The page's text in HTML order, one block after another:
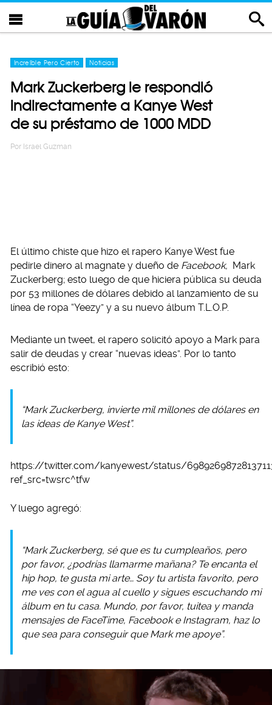
Increíble Pero Cierto Noticias
Mark Zuckerberg le respondió
indirectamente a Kanye West
de su préstamo de 1000 MDD
Por Israel Guzman
El último chiste que hizo el rapero Kanye West fue
pedirle dinero al magnate y dueño de Facebook, Mark
Zuckerberg; esto luego de que hiciera pública su deuda
por 53 millones de dólares debido al lanzamiento de su
línea de ropa “Yeezy” y a su nuevo álbum T.L.O.P.
Mediante un tweet, el rapero solicitó apoyo a Mark para
salir de deudas y crear “nuevas ideas”. Por lo tanto
escribió esto:
“Mark Zuckerberg, invierte mil millones de dólares en
las ideas de Kanye West”.
https://twitter.com/kanyewest/status/
ref_src=twsrc^tfw
Y luego agregó:
“Mark Zuckerberg, sé que es tu cumpleaños, pero
por favor, ¿podrías llamarme mañana? Te encanta el
hip hop, te gusta mi arte… Soy tu artista favorito, pero
me ves con el agua al cuello y sigues escuchando mi
álbum en tu casa. Mundo, por favor, tuitea y manda
mensajes de FaceTime, Facebook e Instagram, haz lo
que sea para conseguir que Mark me apoye”.